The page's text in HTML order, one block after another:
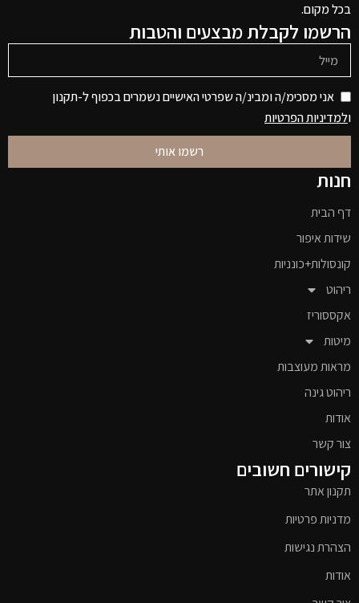
בכל מקום.
הרשמו לקבלת מבצעים והטבות
אני מסכימ/ה ומבינ/ה שפרטי האישיים נשמרים בכפוף ל-תקנון
ולמדיניות הפרטיות
רשמו אותי
חנות
דף הבית
שידות איפור
קונסולות+כונניות
ריהוט
אקססוריז
מיטות
מראות מעוצבות
ריהוט גינה
אודות
צור קשר
קישורים חשובים
תקנון אתר
מדניות פרטיות
הצהרת נגישות
אודות